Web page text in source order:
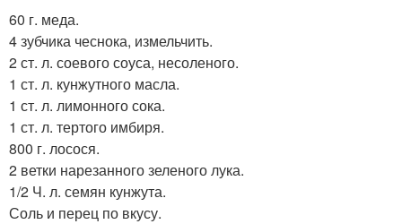
60 г. меда.
4 зубчика чеснока, измельчить.
2 ст. л. соевого соуса, несоленого.
1 ст. л. кунжутного масла.
1 ст. л. лимонного сока.
1 ст. л. тертого имбиря.
800 г. лосося.
2 ветки нарезанного зеленого лука.
1/2 Ч. л. семян кунжута.
Соль и перец по вкусу.